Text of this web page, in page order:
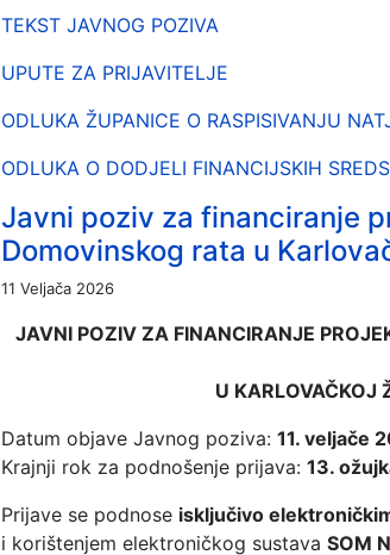
TEKST JAVNOG POZIVA
UPUTE ZA PRIJAVITELJE
ODLUKA ŽUPANICE O RASPISIVANJU
ODLUKA O DODJELI FINANCIJSKIH
Javni poziv za financiranje
Domovinskog rata u
11 Veljača 2026
JAVNI POZIV ZA FINANCIRANJE
U KARLOVAČKOJ
Datum objave Javnog poziva: 11. veljače
Krajnji rok za podnošenje prijava: 13.
Prijave se podnose isključivo
i korištenjem elektroničkog sustava SOM